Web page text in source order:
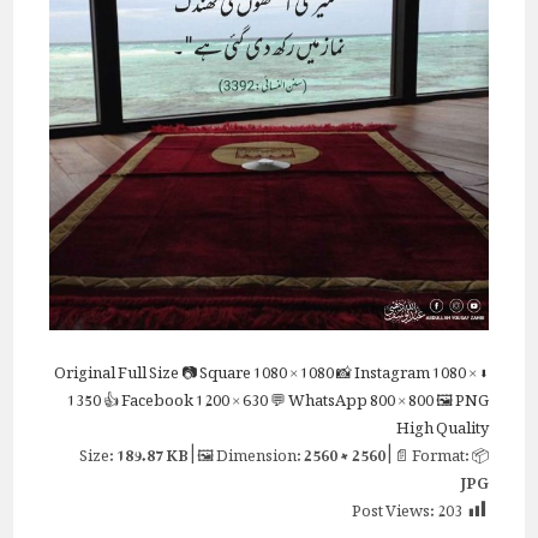
⬇ Original
Full Size📷 Square1080 × 1080📸 Instagram1080 ×
1350👍 Facebook1200 × 630💬 WhatsApp800 × 800🖼 PNG
High Quality
📦 Size:
189.87 KB| 🖼 Dimension:2560 × 2560| 📄 Format:
JPG
Post Views:203